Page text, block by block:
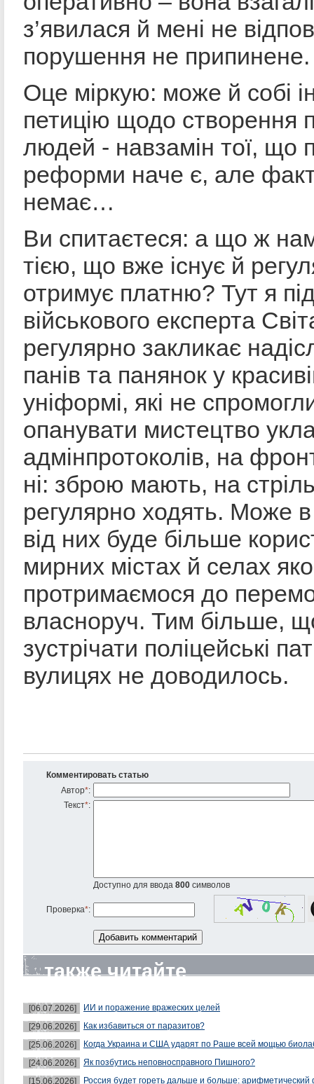
з’явилася й мені не
порушення не припинене.
Оце міркую: може й собі
петицію щодо створення
людей - навзамін тої, що
реформи наче є, але
немає…
Ви спитаєтеся: а що ж
тією, що вже існує й
отримує платню? Тут я
військового експерта
регулярно закликає
панів та панянок у
уніформі, які не
опанувати мистецтво
адмінпротоколів, на
ні: зброю мають, на
регулярно ходять. Може
від них буде більше
мирних містах й селах
протримаємося до
власноруч. Тим більше,
зустрічати поліцейські
вулицях не доводилось.
Комментировать статью
Автор*:
Текст*:
Доступно для ввода 800 символов
Проверка*:
также читайте
[06.07.2026]
ИИ и поражение вражеских целей
[29.06.2026]
Как избавиться от паразитов?
[25.06.2026]
Когда Украина и США ударят по Раше всей мощью
[24.06.2026]
Як позбутись неповносправного Пишного?
[15.06.2026]
Россия будет гореть дальше и больше: арифметический